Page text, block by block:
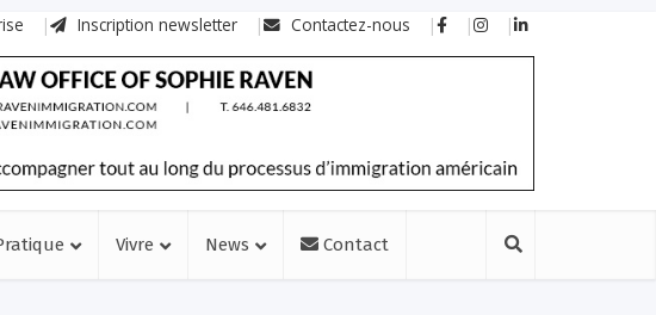
Inscription newsletter Contactez-nous
Vivre News Contact